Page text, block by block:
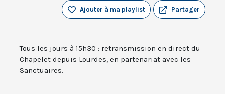
Partager
Ajouter à ma playlist
Tous les jours à 15h30 : retransmission en direct du
Chapelet depuis Lourdes, en partenariat avec les
Sanctuaires.